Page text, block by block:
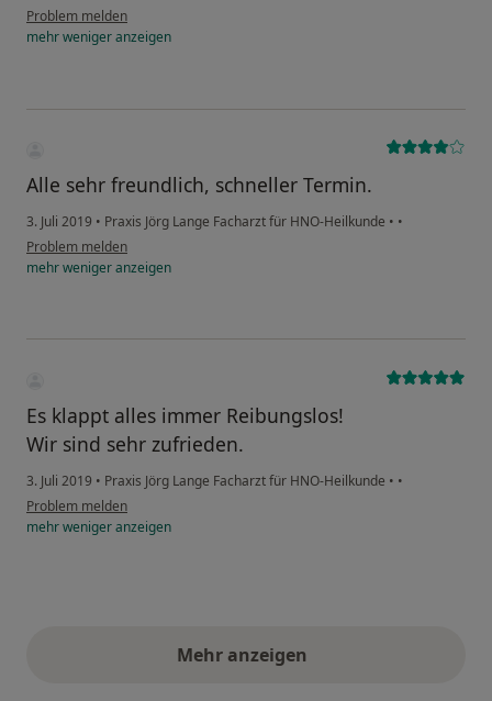
Problem melden
mehrwenigeranzeigen
Alle sehr freundlich, schneller Termin.
3. Juli 2019 • Praxis Jörg Lange Facharzt für HNO-Heilkunde • •
Problem melden
mehrwenigeranzeigen
Es klappt alles immer Reibungslos!
Wir sind sehr zufrieden.
3. Juli 2019 • Praxis Jörg Lange Facharzt für HNO-Heilkunde • •
Problem melden
mehrwenigeranzeigen
Mehr anzeigenobige Stellungnahmen